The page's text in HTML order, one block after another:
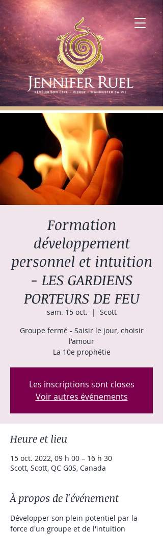
Formation
développement
personnel et intuition
- LES GARDIENS
PORTEURS DE FEU
sam. 15 oct.
  |
Scott
Groupe fermé - Saisir le jour, choisir
l'amour
La 10e prophétie
Les inscriptions sont closes
Voir autres événements
Heure et lieu
15 oct. 2022, 09 h 00 – 16 h 30
Scott, Scott, QC G0S, Canada
À propos de l'événement
Développer son plein potentiel par la
force d'un groupe et de l'intuition